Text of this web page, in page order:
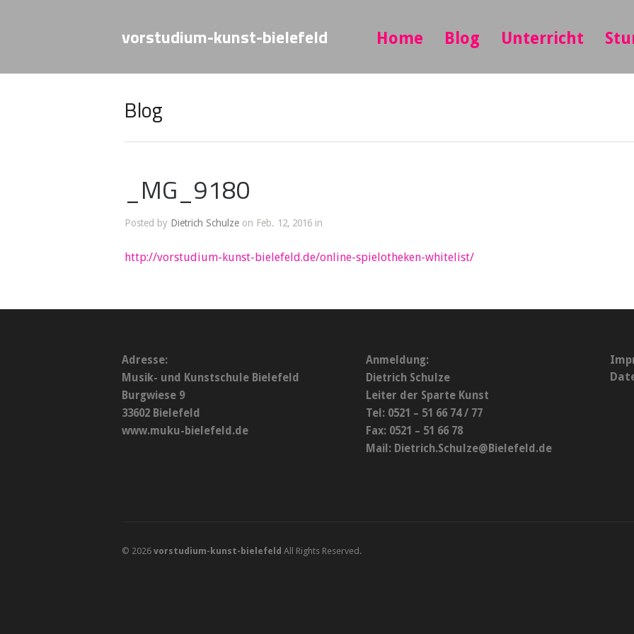
vorstudium-kunst-bielefeld Home Blog Unterricht
Blog
_MG_9180
Posted by Dietrich Schulze on Feb. 12, 2016 in
http://vorstudium-kunst-bielefeld.de/online-spielotheken-whitelist/
Adresse:
Musik- und Kunstschule Bielefeld
Burgwiese 9
33602 Bielefeld
www.muku-bielefeld.de
Anmeldung:
Dietrich Schulze
Leiter der Sparte Kunst
Tel: 0521 – 51 66 74 / 77
Fax: 0521 – 51 66 78
Mail: Dietrich.Schulze@Bielefeld.de
© 2026 vorstudium-kunst-bielefeld All Rights Reserved.